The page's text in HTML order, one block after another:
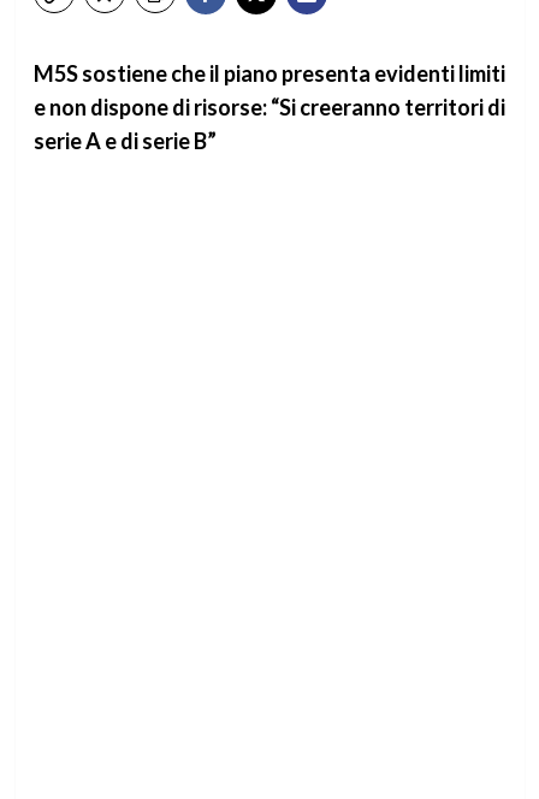
M5S sostiene che il piano presenta evidenti limiti
e non dispone di risorse: “Si creeranno territori di
serie A e di serie B”